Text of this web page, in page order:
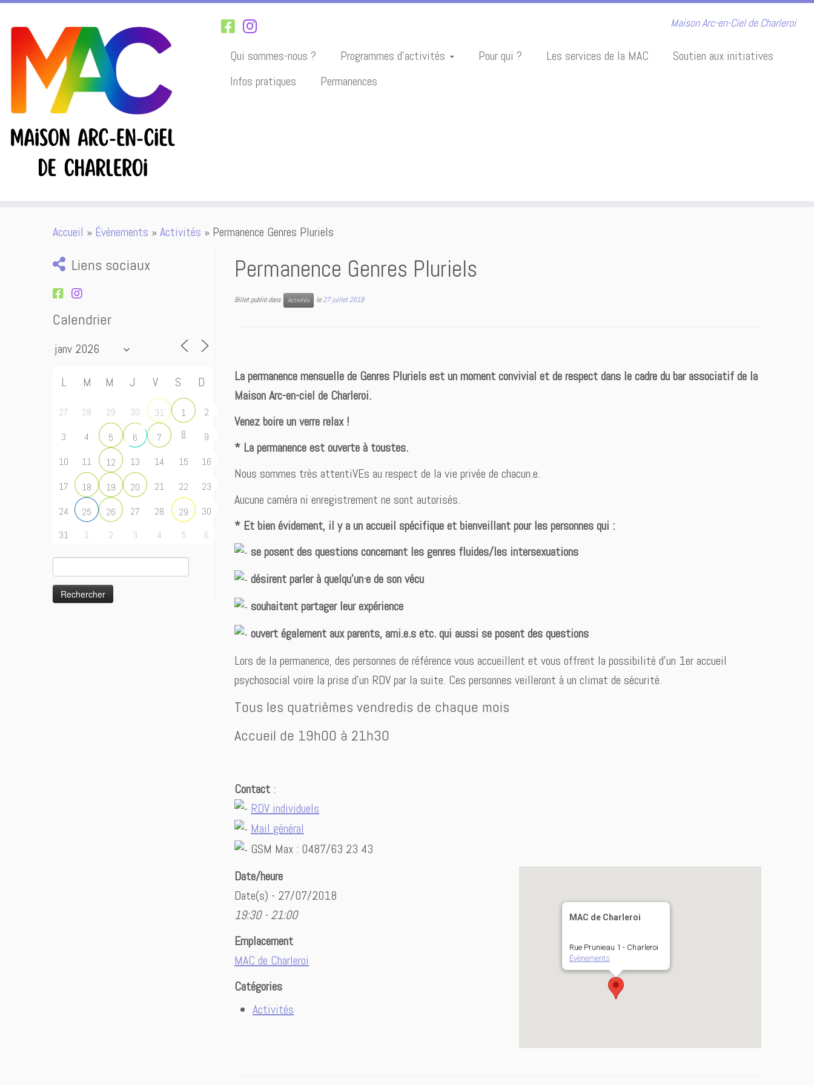
Maison Arc-en-Ciel de Charleroi
Qui sommes-nous ? Programmes d’activités Pour qui ? Les services de la MAC
Soutien aux initiatives
Infos pratiques
Permanences
Accueil » Évènements »Activités » Permanence Genres Pluriels
Liens sociaux
Calendrier
L M M J V S D
27 28 29 30 31 1
2
3
4 5 6 7 8
9
10
11 12 13 14 15
16
17
18 19 20 21 22
23
24
25 26 27 28 29
30
31
1 2 3 4 5 6
Permanence Genres Pluriels
Billet publié dans Activités le27 juillet 2018
La permanence mensuelle de Genres Pluriels est un moment convivial et de respect dans le cadre du bar associatif de la
Maison Arc-en-ciel de Charleroi.
Venez boire un verre relax !
* La permanence est ouverte à toustes.
Nous sommes très attentiVEs au respect de la vie privée de chacun.e.
Aucune caméra ni enregistrement ne sont autorisés.
* Et bien évidement, il y a un accueil spécifique et bienveillant pour les personnes qui :
se posent des questions concernant les genres fluides/les intersexuations
désirent parler à quelqu’un·e de son vécu
souhaitent partager leur expérience
ouvert également aux parents, ami.e.s etc. qui aussi se posent des questions
Lors de la permanence, des personnes de référence vous accueillent et vous offrent la possibilité d’un 1er accueil
psychosocial voire la prise d’un RDV par la suite. Ces personnes veilleront à un climat de sécurité.
Tous les quatrièmes vendredis de chaque mois
Accueil de 19h00 à 21h30
Contact :
RDV individuels
Mail général
GSM Max : 0487/63 23 43
MAC de Charleroi
Rue Prunieau 1 - Charleroi
Évènements
Date/heure
Date(s) - 27/07/2018
19:30 - 21:00
Emplacement
MAC de Charleroi
Catégories
Activités